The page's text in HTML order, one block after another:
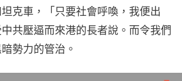
克車，「只要社會呼喚，我便出
共壓逼而來港的長者說。而令我們
勢力的管治。